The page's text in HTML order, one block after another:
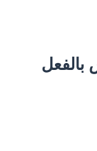
بالفعل